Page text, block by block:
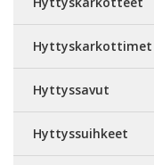
Hyttyskarkottimet
Hyttyssavut
Hyttyssuihkeet